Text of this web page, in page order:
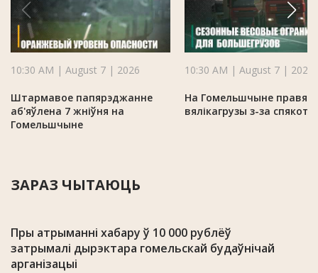
10:30 AM | August 7 | 2026
Штармавое папярэджанне
аб'яўлена 7 жніўня на
Гомельшчыне
10:30 AM | August 7 | 2026
На Гомельшчыне
вялікагрузы з-за спякоты
ЗАРАЗ ЧЫТАЮЦЬ
Пры атрыманні хабару ў 10 000 рублёў
затрымалі дырэктара гомельскай будаўнічай
арганізацыі